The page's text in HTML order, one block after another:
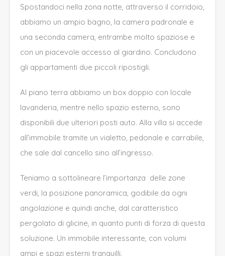
Spostandoci nella zona notte, attraverso il corridoio,
abbiamo un ampio bagno, la camera padronale e
una seconda camera, entrambe molto spaziose e
con un piacevole accesso al giardino. Concludono
gli appartamenti due piccoli ripostigli.
Al piano terra abbiamo un box doppio con locale
lavanderia, mentre nello spazio esterno, sono
disponibili due ulteriori posti auto. Alla villa si accede
all’immobile tramite un vialetto, pedonale e carrabile,
che sale dal cancello sino all’ingresso.
Teniamo a sottolineare l’importanza delle zone
verdi, la posizione panoramica, godibile da ogni
angolazione e quindi anche, dal caratteristico
pergolato di glicine, in quanto punti di forza di questa
soluzione. Un immobile interessante, con volumi
ampi e spazi esterni tranquilli.